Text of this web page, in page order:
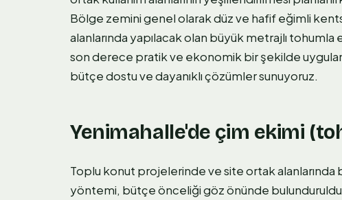
Bölge zemini genel olarak düz ve hafif eğimli
alanlarında yapılacak olan büyük metrajlı
son derece pratik ve ekonomik bir şekilde
bütçe dostu ve dayanıklı çözümler sunuyoruz.
Yenimahalle'de çim ekimi
Toplu konut projelerinde ve site ortak alanlarında
yöntemi, bütçe önceliği göz önünde